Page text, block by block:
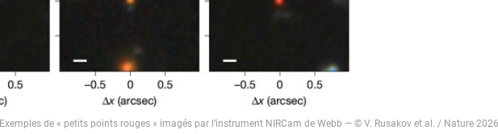
Exemples de « petits points rouges » imagés par l’instrument NIRCam de Webb — © V. Rusakov et al. / Nature 2026